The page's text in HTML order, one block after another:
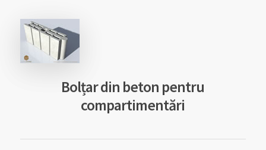
Bolțar din beton pentru
compartimentări